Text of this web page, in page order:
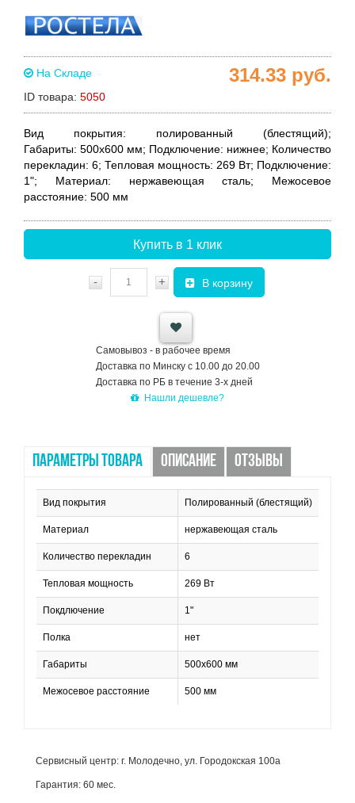
На Складе
ID товара: 5050
314.33 руб.
Вид покрытия: полированный (блестящий);
Габариты: 500x600 мм; Подключение: нижнее; Количество
перекладин: 6; Тепловая мощность: 269 Вт; Подключение:
1"; Материал: нержавеющая сталь; Межосевое
расстояние: 500 мм
Купить в 1 клик
- + В корзину
Самовывоз - в рабочее время
Доставка по Минску с 10.00 до 20.00
Доставка по РБ в течение 3-х дней
Нашли дешевле?
ПАРАМЕТРЫ ТОВАРА ОПИСАНИЕ ОТЗЫВЫ
Вид покрытия Полированный (блестящий)
Материал нержавеющая сталь
Количество перекладин 6
Тепловая мощность 269 Вт
Покдлючение 1"
Полка нет
Габариты 500x600 мм
Межосевое расстояние 500 мм
Сервисный центр: г. Молодечно, ул. Городокская 100а
Гарантия: 60 мес.